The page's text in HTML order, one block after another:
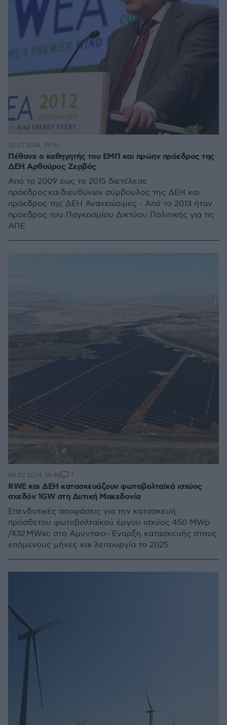
Πέθανε ο καθηγητής του ΕΜΠ και πρώην πρόεδρος της
ΔΕΗ Αρθούρος Ζερβός
Από το 2009 έως το 2015 διετέλεσε
πρόεδρος και διευθύνων σύμβουλος της ΔΕΗ και
πρόεδρος της ΔΕΗ Ανανεώσιμες - Από το 2013 ήταν
πρόεδρος του Παγκοσμίου Δικτύου Πολιτικής για τις
ΑΠΕ
30.07.2024, 09:56
RWE και ΔΕΗ κατασκευάζουν φωτοβολταϊκά ισχύος
σχεδόν 1GW στη Δυτική Μακεδονία
Επενδυτικές αποφάσεις για την κατασκευή
πρόσθετου φωτοβολταϊκού έργου ισχύος 450 MWp
/432 MWac στο Αμύνταιο - Έναρξη κατασκευής στους
επόμενους μήνες και λειτουργία το 2025
08.02.2024, 10:40 1